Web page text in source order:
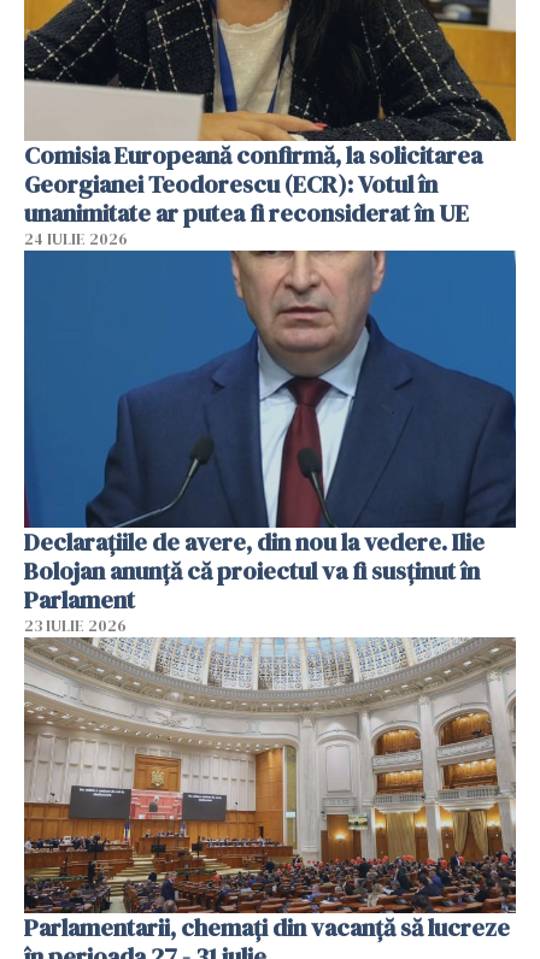
Comisia Europeană confirmă, la solicitarea
Georgianei Teodorescu (ECR): Votul în
unanimitate ar putea fi reconsiderat în UE
24 IULIE 2026
Declarațiile de avere, din nou la vedere. Ilie
Bolojan anunță că proiectul va fi susținut în
Parlament
23 IULIE 2026
Parlamentarii, chemați din vacanță să lucreze